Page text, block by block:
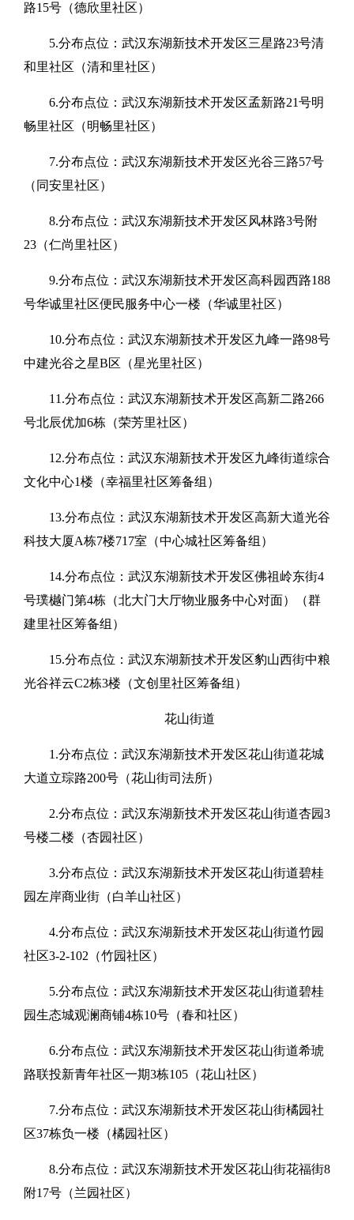
路15号（德欣里社区）
5.分布点位：武汉东湖新技术开发区三星路23号清
和里社区（清和里社区）
6.分布点位：武汉东湖新技术开发区孟新路21号明
畅里社区（明畅里社区）
7.分布点位：武汉东湖新技术开发区光谷三路57号
（同安里社区）
8.分布点位：武汉东湖新技术开发区风林路3号附
23（仁尚里社区）
9.分布点位：武汉东湖新技术开发区高科园西路188
号华诚里社区便民服务中心一楼（华诚里社区）
10.分布点位：武汉东湖新技术开发区九峰一路98号
中建光谷之星B区（星光里社区）
11.分布点位：武汉东湖新技术开发区高新二路266
号北辰优加6栋（荣芳里社区）
12.分布点位：武汉东湖新技术开发区九峰街道综合
文化中心1楼（幸福里社区筹备组）
13.分布点位：武汉东湖新技术开发区高新大道光谷
科技大厦A栋7楼717室（中心城社区筹备组）
14.分布点位：武汉东湖新技术开发区佛祖岭东街4
号璞樾门第4栋（北大门大厅物业服务中心对面）（群
建里社区筹备组）
15.分布点位：武汉东湖新技术开发区豹山西街中粮
光谷祥云C2栋3楼（文创里社区筹备组）
花山街道
1.分布点位：武汉东湖新技术开发区花山街道花城
大道立琮路200号（花山街司法所）
2.分布点位：武汉东湖新技术开发区花山街道杏园3
号楼二楼（杏园社区）
3.分布点位：武汉东湖新技术开发区花山街道碧桂
园左岸商业街（白羊山社区）
4.分布点位：武汉东湖新技术开发区花山街道竹园
社区3-2-102（竹园社区）
5.分布点位：武汉东湖新技术开发区花山街道碧桂
园生态城观澜商铺4栋10号（春和社区）
6.分布点位：武汉东湖新技术开发区花山街道希琥
路联投新青年社区一期3栋105（花山社区）
7.分布点位：武汉东湖新技术开发区花山街橘园社
区37栋负一楼（橘园社区）
8.分布点位：武汉东湖新技术开发区花山街花福街8
附17号（兰园社区）